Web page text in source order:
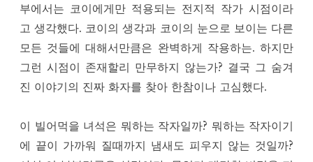
부에서는 코이에게만 적용되는 전지적 작가 시점이라
고 생각했다. 코이의 생각과 코이의 눈으로 보이는 다른
모든 것들에 대해서만큼은 완벽하게 작용하는. 하지만
그런 시점이 존재할리 만무하지 않는가? 결국 그 숨겨
진 이야기의 진짜 화자를 찾아 한참이나 고심했다.
이 빌어먹을 녀석은 뭐하는 작자일까? 뭐하는 작자이기
에 끝이 가까워 질때까지 냄새도 피우지 않는 것일까?